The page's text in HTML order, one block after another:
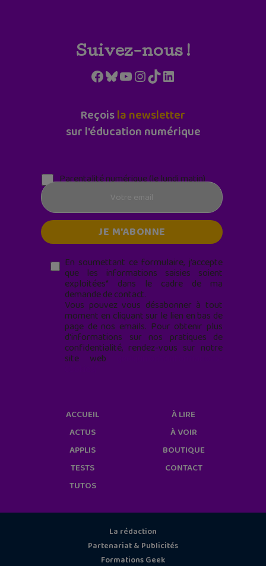
Suivez-nous !
Facebook
Bluesky
YouTube
Instagram
TikTokLinkedIn
Reçoisla newsletter
sur l'éducation numérique
Parentalité numérique (le lundi matin)
En soumettant ce formulaire, j’accepte
que les informations saisies soient
exploitées* dans le cadre de ma
demande de contact.
Vous pouvez vous désabonner à tout
moment en cliquant sur le lien en bas de
page de nos emails. Pour obtenir plus
d'informations sur nos pratiques de
confidentialité, rendez-vous sur notre
site web
ACCUEIL
ACTUS
APPLIS
TESTS
TUTOS
À LIRE
À VOIR
BOUTIQUE
CONTACT
La rédaction
Partenariat & Publicités
Formations Geek